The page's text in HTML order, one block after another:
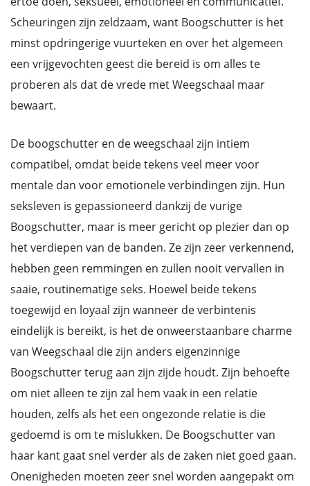
Scheuringen zijn zeldzaam, want Boogschutter is het
minst opdringerige vuurteken en over het algemeen
een vrijgevochten geest die bereid is om alles te
proberen als dat de vrede met Weegschaal maar
bewaart.
De boogschutter en de weegschaal zijn intiem
compatibel, omdat beide tekens veel meer voor
mentale dan voor emotionele verbindingen zijn. Hun
seksleven is gepassioneerd dankzij de vurige
Boogschutter, maar is meer gericht op plezier dan op
het verdiepen van de banden. Ze zijn zeer verkennend,
hebben geen remmingen en zullen nooit vervallen in
saaie, routinematige seks. Hoewel beide tekens
toegewijd en loyaal zijn wanneer de verbintenis
eindelijk is bereikt, is het de onweerstaanbare charme
van Weegschaal die zijn anders eigenzinnige
Boogschutter terug aan zijn zijde houdt. Zijn behoefte
om niet alleen te zijn zal hem vaak in een relatie
houden, zelfs als het een ongezonde relatie is die
gedoemd is om te mislukken. De Boogschutter van
haar kant gaat snel verder als de zaken niet goed gaan.
Onenigheden moeten zeer snel worden aangepakt om